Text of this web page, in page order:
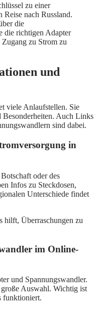
zu einer
Reise nach Russland.
die
die richtigen Adapter
zu Strom zu
und
viele Anlaufstellen. Sie
Besonderheiten. Auch Links
sind dabei.
in
oder des
Infos zu Steckdosen,
Unterschiede findet
hilft, Überraschungen zu
im Online-
und Spannungswandler.
Auswahl. Wichtig ist
funktioniert.